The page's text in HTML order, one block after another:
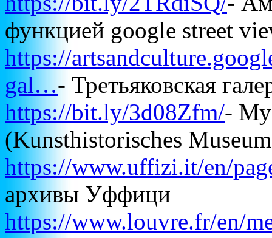
функцией google street
https://
gal…- Третьяковская
https://bit.ly/3d08Zfm/-
(Kunsthistorisches
https://www.uffizi.it/en/
архивы Уффици
https://www.louvre.fr/en/